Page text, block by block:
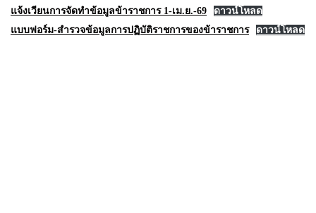
แจ้งเวียนการจัดทำข้อมูลข้าราชการ 1-เม.ย.-69
ดาวน์โหลด
แบบฟอร์ม-สำรวจข้อมูลการปฏิบัติราชการของข้าราชการ
ดาวน์โหลด